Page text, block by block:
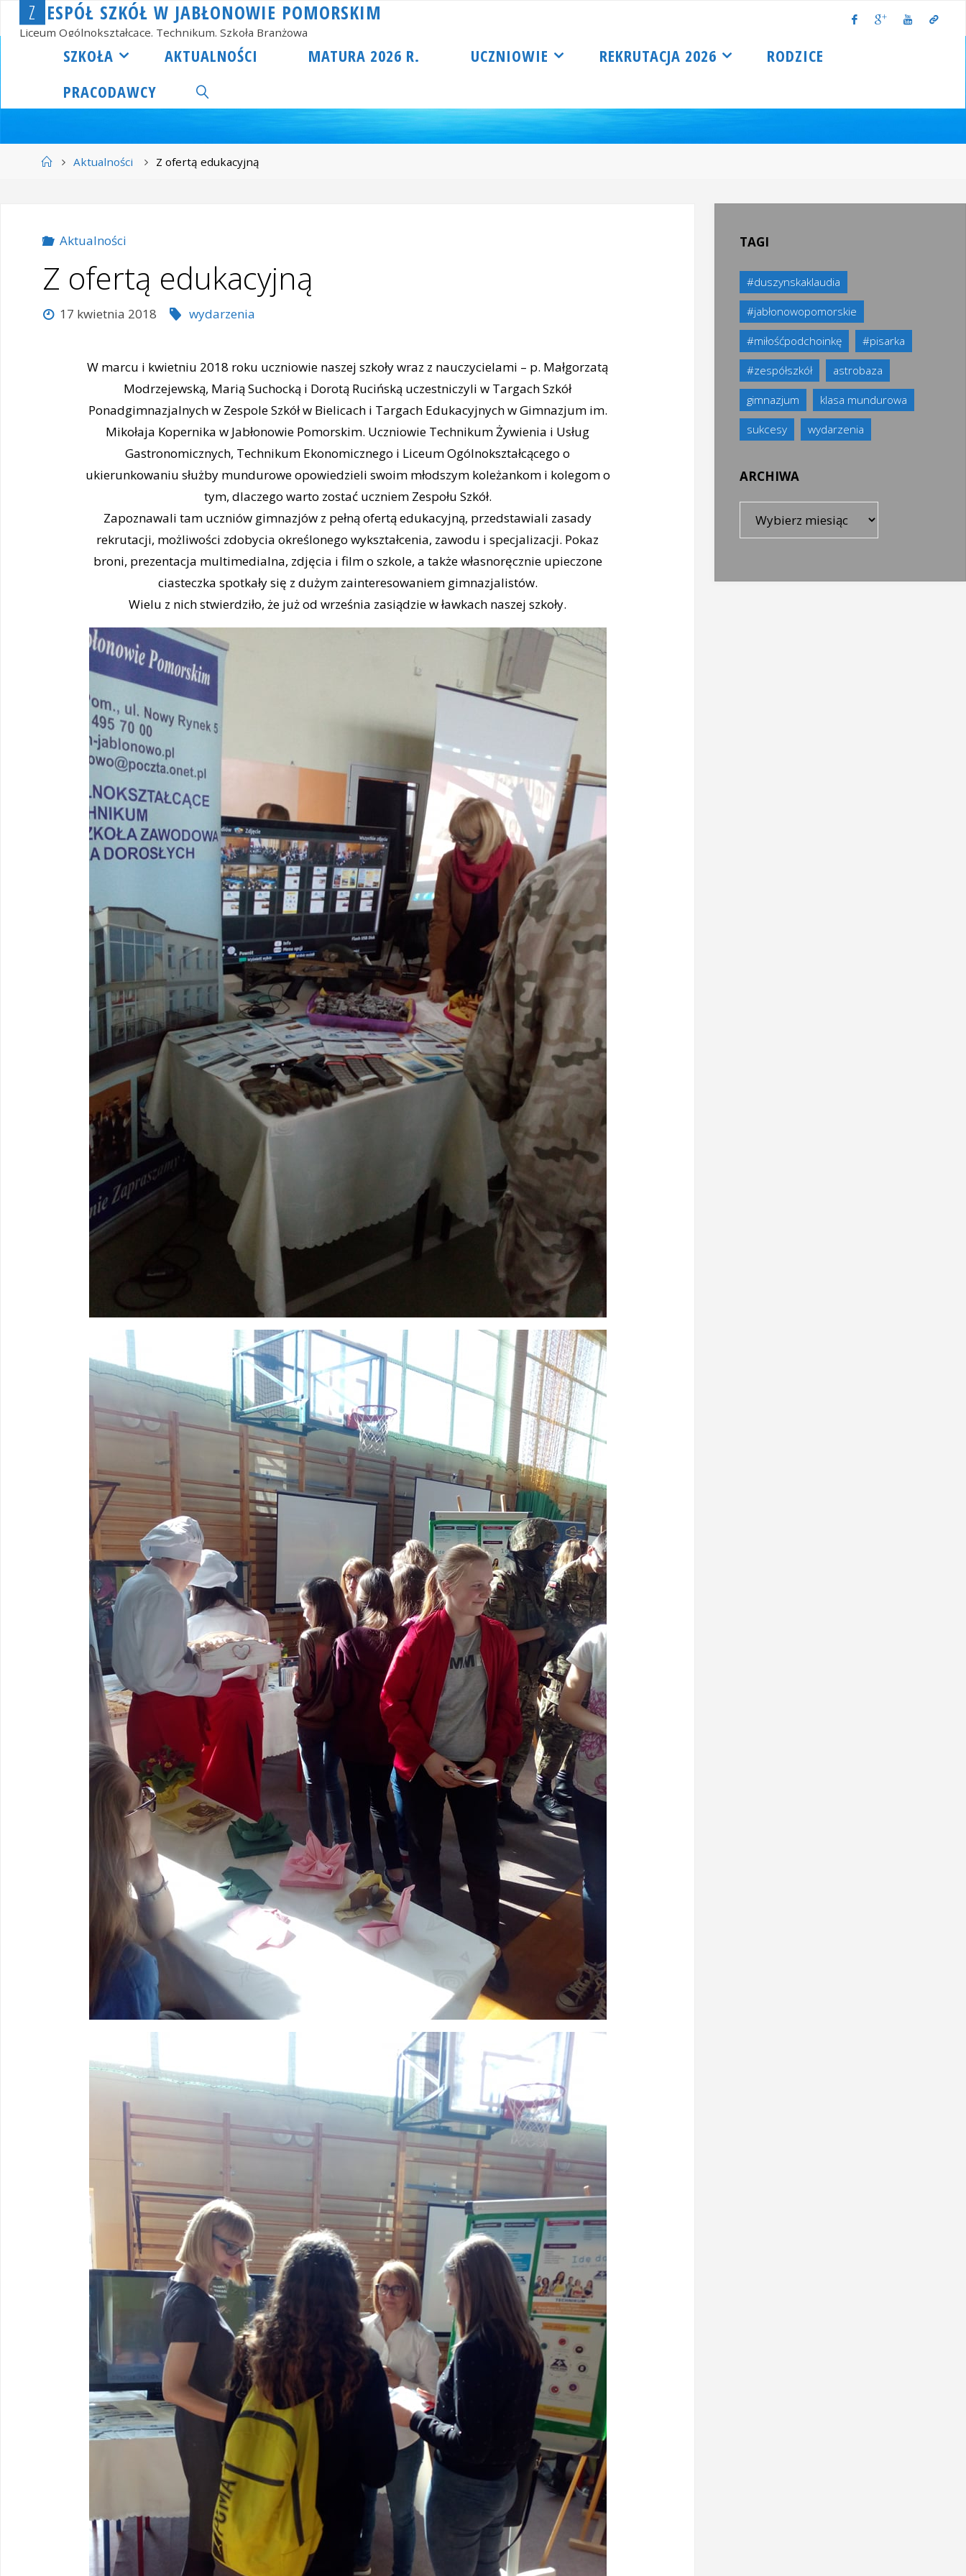
Przejdź
Z ESPÓŁ SZKÓŁ W JABŁONOWIE POMORSKIM
Liceum Ogólnokształcące. Technikum. Szkoła Branżowa
SZKOŁA AKTUALNOŚCI MATURA 2026 R. UCZNIOWIE REKRUTACJA 2026
RODZICE
PRACODAWCY
StronaAktualności Z ofertą edukacyjną
Aktualności
Z ofertą edukacyjną
17 kwietnia 2018 wydarzenia
W marcu i kwietniu 2018 roku uczniowie naszej szkoły wraz z nauczycielami – p. Małgorzatą
Modrzejewską, Marią Suchocką i Dorotą Rucińską uczestniczyli w Targach Szkół
Ponadgimnazjalnych w Zespole Szkół w Bielicach i Targach Edukacyjnych w Gimnazjum im.
Mikołaja Kopernika w Jabłonowie Pomorskim. Uczniowie Technikum Żywienia i Usług
Gastronomicznych, Technikum Ekonomicznego i Liceum Ogólnokształcącego o
ukierunkowaniu służby mundurowe opowiedzieli swoim młodszym koleżankom i kolegom o
tym, dlaczego warto zostać uczniem Zespołu Szkół.
Zapoznawali tam uczniów gimnazjów z pełną ofertą edukacyjną, przedstawiali zasady
rekrutacji, możliwości zdobycia określonego wykształcenia, zawodu i specjalizacji. Pokaz
broni, prezentacja multimedialna, zdjęcia i film o szkole, a także własnoręcznie upieczone
ciasteczka spotkały się z dużym zainteresowaniem gimnazjalistów.
Wielu z nich stwierdziło, że już od września zasiądzie w ławkach naszej szkoły.
TAGI
#duszynskaklaudia
#jabłonowopomorskie
#miłośćpodchoinkę #pisarka
#zespółszkół astrobaza
gimnazjum klasa mundurowa
sukcesy wydarzenia
ARCHIWA